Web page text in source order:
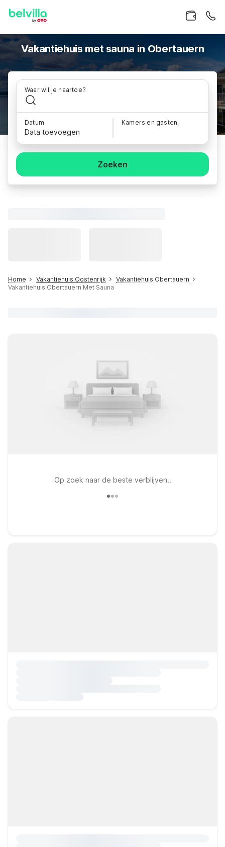
Vakantiehuis met sauna in Obertauern
Waar wil je naartoe?
Datum
Data toevoegen
Kamers en gasten,
Zoeken
Home Vakantiehuis Oostenrijk
Vakantiehuis Obertauern
Vakantiehuis Obertauern Met Sauna
Op zoek naar de beste verblijven..